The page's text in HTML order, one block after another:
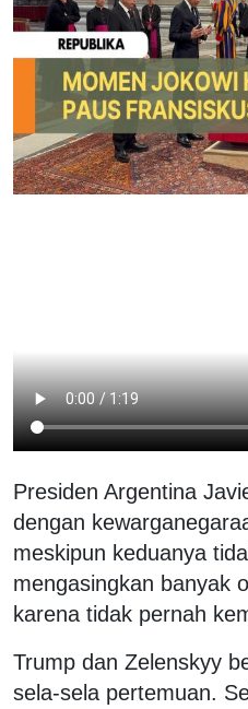
Presiden Argentina
dengan
meskipun keduanya
mengasingkan banyak
karena tidak pernah
Trump dan Zelenskyy
sela-sela pertemuan.